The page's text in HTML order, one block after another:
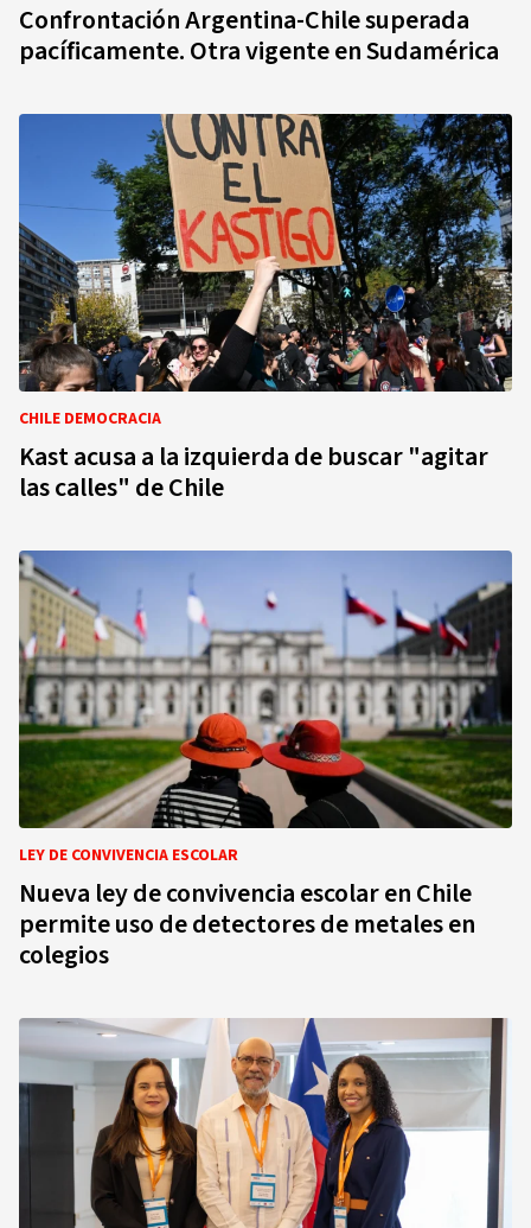
Confrontación Argentina-Chile superada
pacíficamente. Otra vigente en Sudamérica
CHILE DEMOCRACIA
Kast acusa a la izquierda de buscar "agitar
las calles" de Chile
LEY DE CONVIVENCIA ESCOLAR
Nueva ley de convivencia escolar en Chile
permite uso de detectores de metales en
colegios